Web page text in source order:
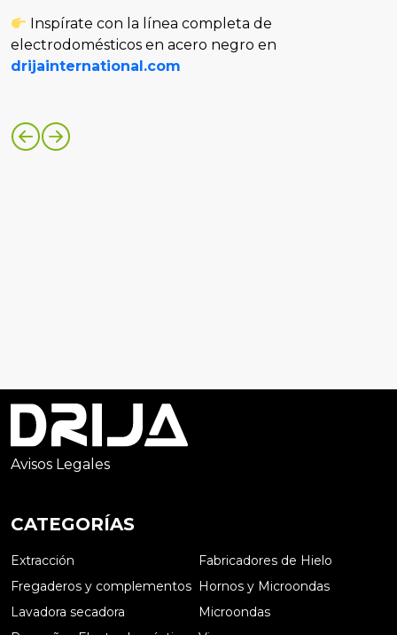
Inspírate con la línea completa de
electrodomésticos en acero negro en
drijainternational.com
Avisos Legales
CATEGORÍAS
Extracción
Fabricadores de Hielo
Fregaderos y complementos Hornos y Microondas
Lavadora secadora
Microondas